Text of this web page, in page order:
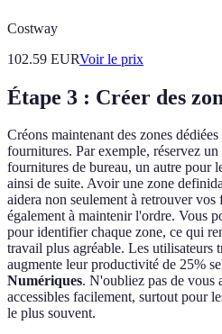
Costway
102.59 EURVoir le prix
Étape 3 : Créer des
Créons maintenant des zones
fournitures. Par exemple, réservez
fournitures de bureau, un autre pour
ainsi de suite. Avoir une zone
aidera non seulement à retrouver
également à maintenir l'ordre. Vous
pour identifier chaque zone, ce qui
travail plus agréable. Les utilisateurs
augmente leur productivité de 25%
Numériques. N'oubliez pas de vous
accessibles facilement, surtout pour
le plus souvent.